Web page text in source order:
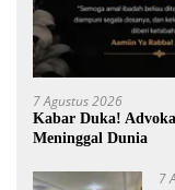
7 Agustus 2026
Kabar Duka!
Meninggal Dunia
7